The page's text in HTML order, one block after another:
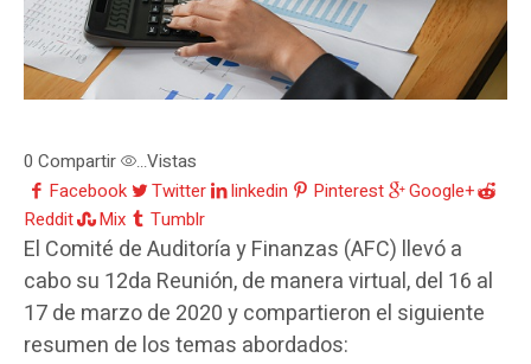
0 Compartir ...Vistas
Facebook
Twitter linkedin Pinterest
Google+
Reddit
Mix Tumblr
El Comité de Auditoría y Finanzas (AFC) llevó a
cabo su 12da Reunión, de manera virtual, del 16 al
17 de marzo de 2020 y compartieron el siguiente
resumen de los temas abordados: